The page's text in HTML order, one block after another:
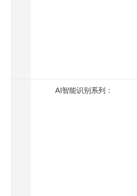
AI智能识别系列：